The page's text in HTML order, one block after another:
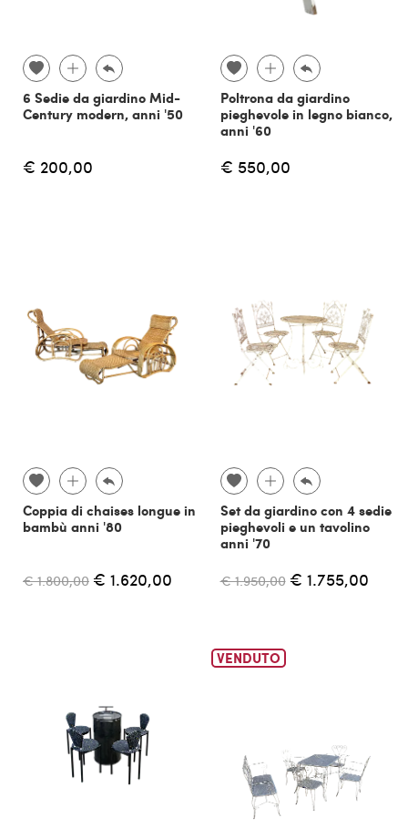
6 Sedie da giardino Mid-
Century modern, anni '50
€ 200,00
Poltrona da giardino
pieghevole in legno bianco,
anni '60
€ 550,00
Coppia di chaises longue in
bambù anni '80
€ 1.800,00 € 1.620,00
Set da giardino con 4 sedie
pieghevoli e un tavolino
anni '70
€ 1.950,00 € 1.755,00
VENDUTO